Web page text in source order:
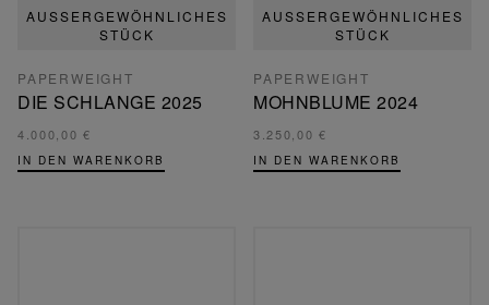
AUSSERGEWÖHNLICHES S
TÜCK
PAPERWEIGHT
DIE SCHLANGE 2025
4.000,00 €
IN DEN WARENKORB
AUSSERGEWÖHNLICHES S
TÜCK
PAPERWEIGHT
MOHNBLUME 2024
3.250,00 €
IN DEN WARENKORB